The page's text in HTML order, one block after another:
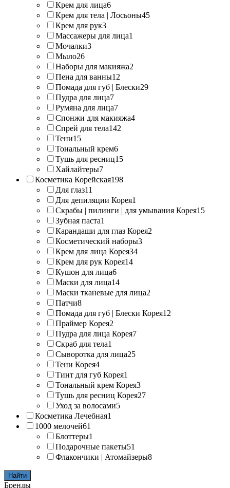
Крем для лица6
Крем для тела | Лосьоны45
Крем для рук3
Массажеры для лица1
Мочалки3
Мыло26
Наборы для макияжа2
Пена для ванны12
Помада для губ | Блески29
Пудра для лица7
Румяна для лица7
Спонжи для макияжа4
Спрей для тела142
Тени15
Тональный крем6
Тушь для ресниц15
Хайлайтеры7
Косметика Корейская198
Для глаз11
Для депиляции Корея1
Скрабы | пилинги | для умывания Корея15
Зубная паста1
Карандаши для глаз Корея2
Косметический наборы3
Крем для лица Корея34
Крем для рук Корея14
Кушон для лица6
Маски для лица14
Маски тканевые для лица2
Патчи8
Помада для губ | Блески Корея12
Праймер Корея2
Пудра для лица Корея7
Скраб для тела1
Сыворотка для лица25
Тени Корея4
Тинт для губ Корея1
Тональный крем Корея3
Тушь для ресниц Корея27
Уход за волосами5
Косметика Лечебная1
1000 мелочей61
Блоттеры1
Подарочные пакеты51
Флакончики | Атомайзеры8
Найти
Бренды